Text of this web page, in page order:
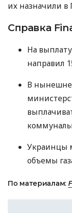
их назначили в
Справка
На
направил
В
Украинцы
объемы
По материалам: